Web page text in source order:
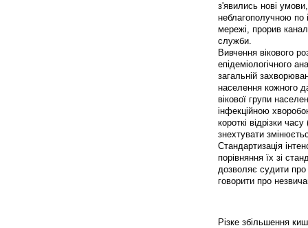
з'явились нові
неблагополучною по
мережі, прорив
служби.
Вивчення вікового
епідеміологічного
загальній
населення кожного
вікової групи
інфекційною
короткі відрізки
знехтувати
Стандартизація
порівняння їх зі
дозволяє судити про
говорити про
Різке збільшення